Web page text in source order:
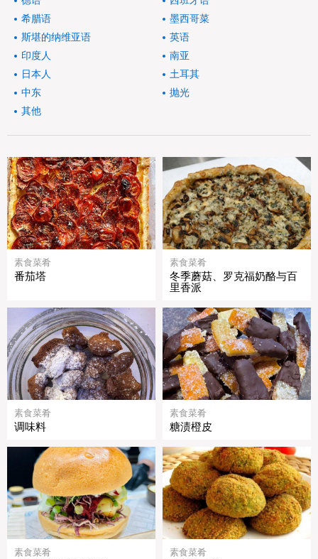
希腊语
墨西哥菜
斯堪的纳维亚语
英语
印度人
南亚
日本人
土耳其
中东
抛光
其他
素食菜肴
番茄塔
素食菜肴
冬季蘑菇、罗克福奶酪与百
里香派
素食菜肴
调味料
素食菜肴
糖渍橙皮
素食菜肴 素食菜肴